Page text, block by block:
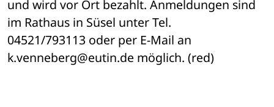
und wird vor Ort bezahlt. Anmeldungen sind
im Rathaus in Süsel unter Tel.
04521/793113 oder per E-Mail an
k.venneberg@eutin.de möglich. (red)